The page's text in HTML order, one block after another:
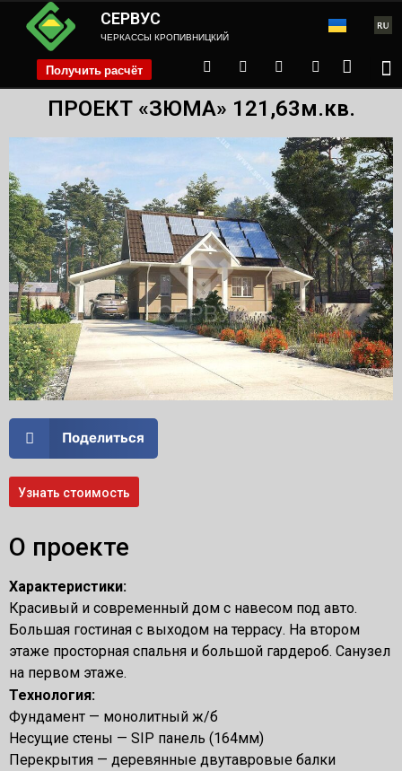
СЕРВУС
ЧЕРКАССЫ КРОПИВНИЦКИЙ
Получить расчёт phone
ПРОЕКТ «ЗЮМА» 121,63м.кв.
Поделиться
Узнать стоимость
О проекте
Характеристики:
Красивый и современный дом с навесом под авто.
Большая гостиная с выходом на террасу. На втором
этаже просторная спальня и большой гардероб. Санузел
на первом этаже.
Технология:
Фундамент — монолитный ж/б
Несущие стены — SIP панель (164мм)
Перекрытия — деревянные двутавровые балки